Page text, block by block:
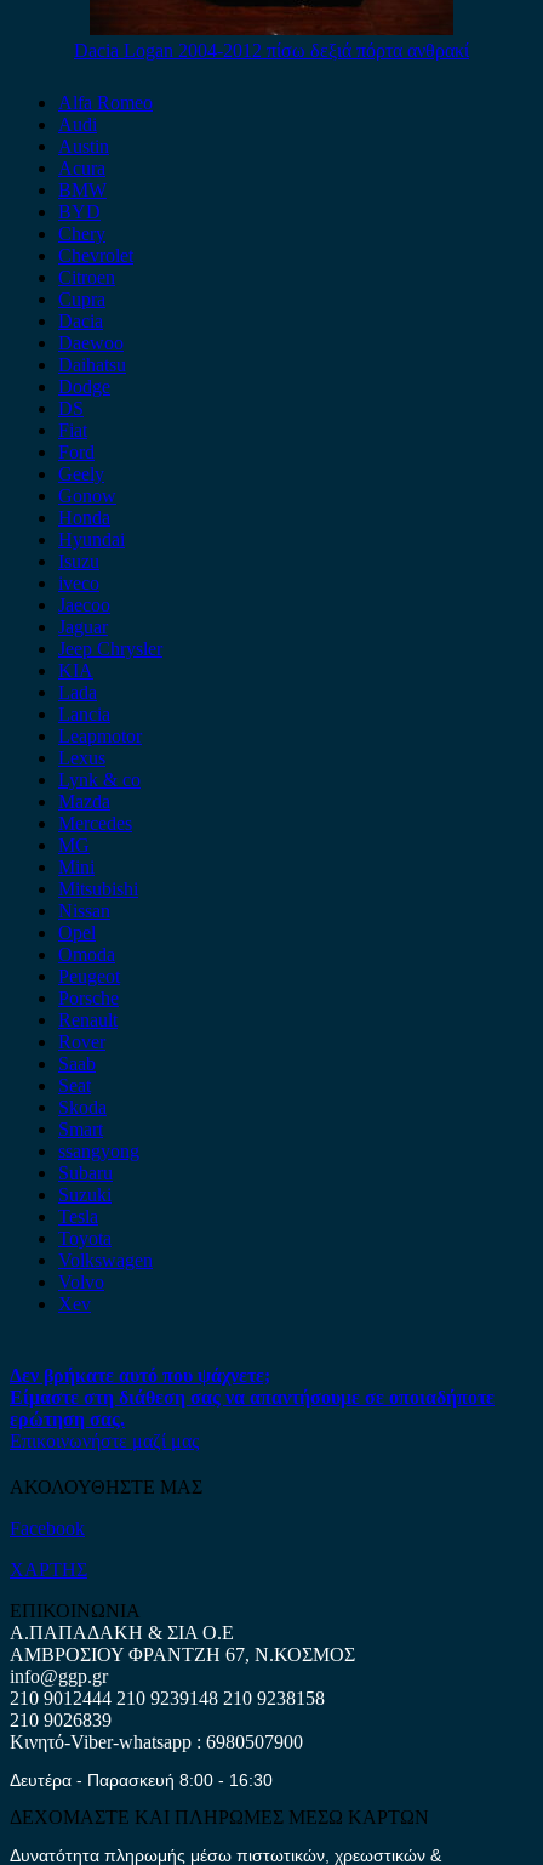
Dacia Logan 2004-2012 πίσω δεξιά πόρτα ανθρακί
Alfa Romeo
Audi
Austin
Acura
BMW
BYD
Chery
Chevrolet
Citroen
Cupra
Dacia
Daewoo
Daihatsu
Dodge
DS
Fiat
Ford
Geely
Gonow
Honda
Hyundai
Isuzu
iveco
Jaecoo
Jaguar
Jeep Chrysler
KIA
Lada
Lancia
Leapmotor
Lexus
Lynk & co
Mazda
Mercedes
MG
Mini
Mitsubishi
Nissan
Opel
Omoda
Peugeot
Porsche
Renault
Rover
Saab
Seat
Skoda
Smart
ssangyong
Subaru
Suzuki
Tesla
Toyota
Volkswagen
Volvo
Xev
Δεν βρήκατε αυτό που ψάχνετε;
Είμαστε στη διάθεση σας να απαντήσουμε σε οποιαδήποτε
ερώτηση σας.
Επικοινωνήστε μαζί μας
ΑΚΟΛΟΥΘΗΣΤΕ ΜΑΣ
Facebook
ΧΑΡΤΗΣ
ΕΠΙΚΟΙΝΩΝΙΑ
Α.ΠΑΠΑΔΑΚΗ & ΣΙΑ Ο.Ε
ΑΜΒΡΟΣΙΟΥ ΦΡΑΝΤΖΗ 67, Ν.ΚΟΣΜΟΣ
info@ggp.gr
210 9012444 210 9239148 210 9238158
210 9026839
Κινητό-Viber-whatsapp : 6980507900
Δευτέρα - Παρασκευή 8:00 - 16:30
ΔΕΧΟΜΑΣΤΕ ΚΑΙ ΠΛΗΡΩΜΕΣ ΜΕΣΩ ΚΑΡΤΩΝ
Δυνατότητα πληρωμής μέσω πιστωτικών, χρεωστικών &